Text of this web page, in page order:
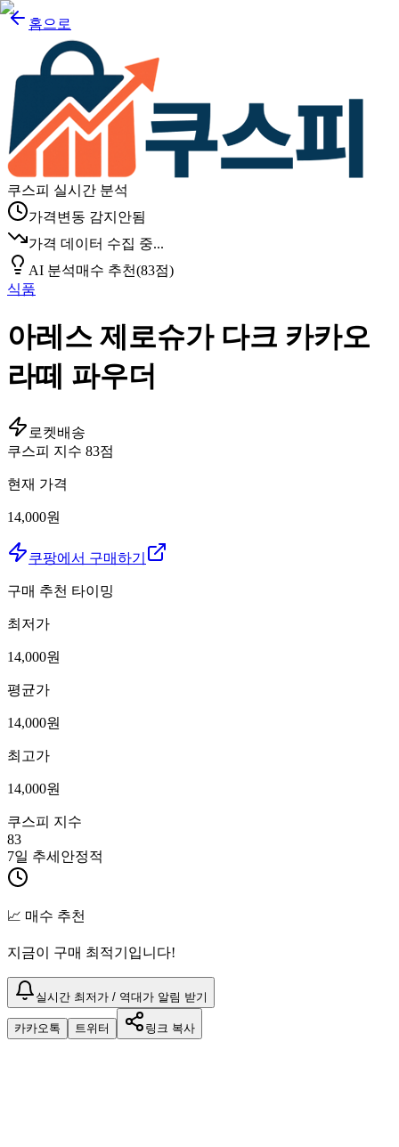
홈으로
쿠스피 실시간 분석
가격변동 감지안됨
가격 데이터 수집 중...
AI 분석매수 추천(83점)
식품
아레스 제로슈가 다크 카카오
라떼 파우더
로켓배송
쿠스피 지수 83점
현재 가격
14,000원
쿠팡에서 구매하기
구매 추천 타이밍
최저가
14,000원
평균가
14,000원
최고가
14,000원
쿠스피 지수
83
7일 추세 안정적
📈 매수 추천
지금이 구매 최적기입니다!
실시간 최저가 / 역대가 알림 받기
카카오톡 트위터 링크 복사